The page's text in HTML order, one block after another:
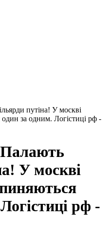
путіна! У москві
за одним. Логістиці рф -
У москві
рф -